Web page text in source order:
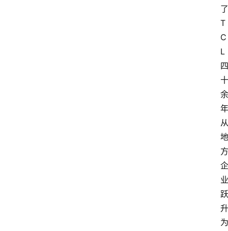
了
T
C
L
四
十
余
年
从
地
方
企
业
跃
升
为